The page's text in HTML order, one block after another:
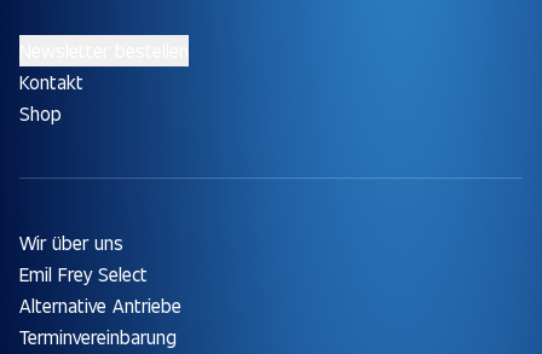
Kontakt
Shop
Wir über uns
Emil Frey Select
Alternative Antriebe
Terminvereinbarung